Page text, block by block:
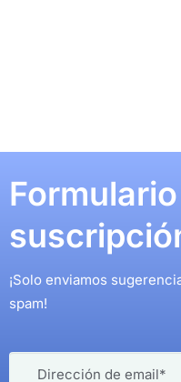
¡Solo enviamos
spam!